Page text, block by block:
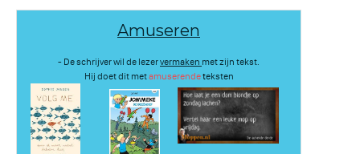
Amuseren
- De schrijver wil de lezervermaken met zijn tekst.
Hij doet dit metamuserendeteksten